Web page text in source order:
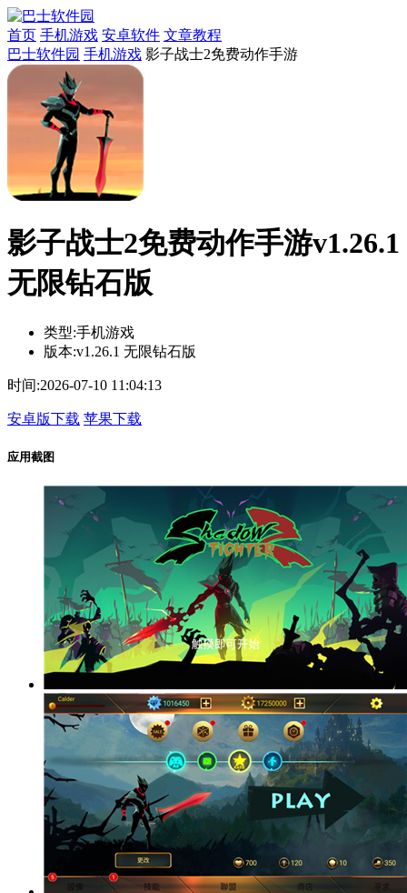
首页 手机游戏 安卓软件 文章教程
巴士软件园 手机游戏 影子战士2免费动作手游
影子战士2免费动作手游v1.26.1
无限钻石版
类型:手机游戏
版本:v1.26.1 无限钻石版
时间:2026-07-10 11:04:13
安卓版下载 苹果下载
应用截图